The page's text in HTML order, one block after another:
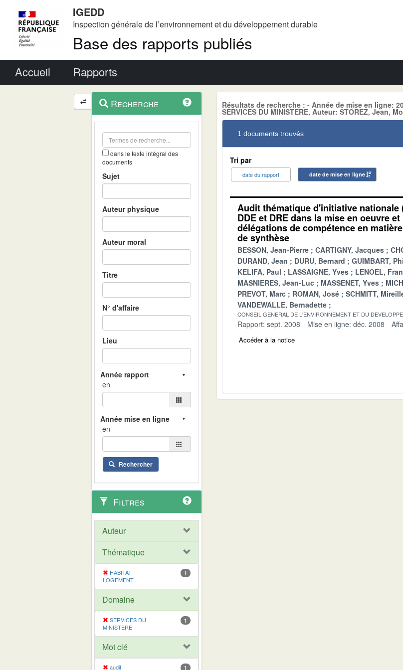
IGEDD
Inspection générale de l’environnement et du développement durable
Base des rapports publiés
Accueil Rapports
Navigation
et
outils
contextuel
Recherche
dans le texte intégral des
documents
Sujet
Auteur physique
Auteur moral
Titre
N° d'affaire
Lieu
en
en
Rechercher
Filtres
Auteur
Thématique
HABITAT -
LOGEMENT
1
Domaine
SERVICES DU
MINISTERE
1
Mot clé
audit 1
Résultats de recherche : - Année de mise en ligne:
SERVICES DU MINISTERE, Auteur: STOREZ, Jean,
1 documents trouvés
Tri par
date du rapport date de mise en ligne
Audit thématique d'initiative nationale
DDE et DRE dans la mise en oeuvre
délégations de compétence en
de synthèse
BESSON, Jean-Pierre CARTIGNY, Jacques
DURAND, Jean
DURU, Bernard GUIMBART,
KELIFA, Paul
LASSAIGNE, Yves LENOEL,
MASNIERES, Jean-Luc
MASSENET, Yves
PREVOT, Marc
ROMAN, José SCHMITT,
VANDEWALLE, Bernadette
CONSEIL GENERAL DE L'ENVIRONNEMENT ET DU
Rapport: sept. 2008 Mise en ligne: déc. 2008
Accéder à la notice